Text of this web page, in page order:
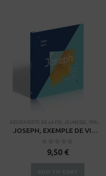
DECOUVERTE DE LA FOI JEUNESSE POUR AVANCER
JOSEPH, EXEMPLE DE VIE POUR AUJOURD’HUI
sur 5
9,50 €